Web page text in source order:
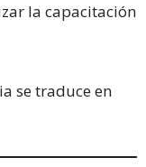
la capacitación
se traduce en